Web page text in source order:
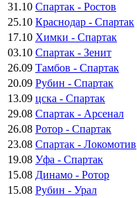
31.10 Спартак - Ростов
25.10 Краснодар - Спартак
17.10 Химки - Спартак
03.10 Спартак - Зенит
26.09 Тамбов - Спартак
20.09 Рубин - Спартак
13.09 цска - Спартак
29.08 Спартак - Арсенал
26.08 Ротор - Спартак
23.08 Спартак - Локомотив
19.08 Уфа - Спартак
15.08 Динамо - Ротор
15.08 Рубин - Урал